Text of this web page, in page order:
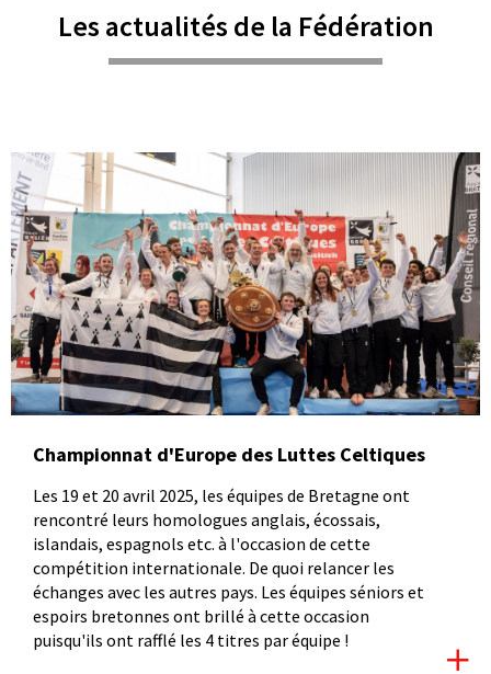
Les actualités de la Fédération
Championnat d'Europe des Luttes Celtiques
Les 19 et 20 avril 2025, les équipes de Bretagne ont
rencontré leurs homologues anglais, écossais,
islandais, espagnols etc. à l'occasion de cette
compétition internationale. De quoi relancer les
échanges avec les autres pays. Les équipes séniors et
espoirs bretonnes ont brillé à cette occasion
puisqu'ils ont rafflé les 4 titres par équipe !